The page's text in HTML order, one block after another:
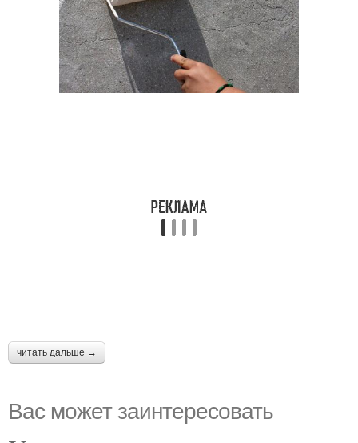
читать дальше →
Вас может заинтересовать